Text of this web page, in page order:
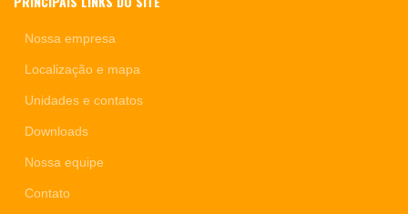
Nossa empresa
Localização e mapa
Unidades e contatos
Downloads
Nossa equipe
Contato